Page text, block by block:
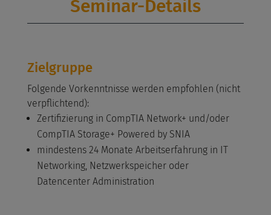
Seminar-Details
Zielgruppe
Folgende Vorkenntnisse werden empfohlen (nicht
verpflichtend):
Zertifizierung in CompTIA Network+ und/oder
CompTIA Storage+ Powered by SNIA
mindestens 24 Monate Arbeitserfahrung in IT
Networking, Netzwerkspeicher oder
Datencenter Administration